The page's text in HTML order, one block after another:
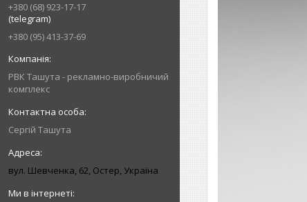
+380 (68) 923-17-17
(telegram)
+380 (95) 413-37-69
РВК Ташута - рекламно-виробничий
комплекс
Сергій Ташута
вул. Шевченка, 62, Остер, Україна